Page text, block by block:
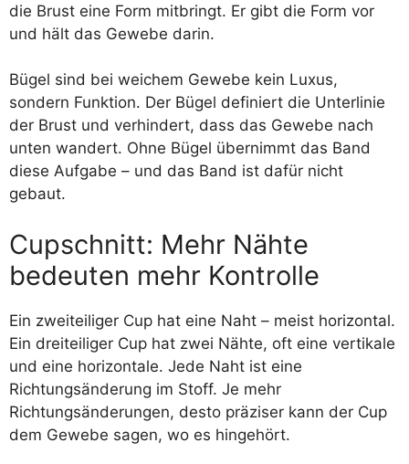
die Brust eine Form mitbringt. Er gibt die Form vor
und hält das Gewebe darin.
Bügel sind bei weichem Gewebe kein Luxus,
sondern Funktion. Der Bügel definiert die Unterlinie
der Brust und verhindert, dass das Gewebe nach
unten wandert. Ohne Bügel übernimmt das Band
diese Aufgabe – und das Band ist dafür nicht
gebaut.
Cupschnitt: Mehr Nähte
bedeuten mehr Kontrolle
Ein zweiteiliger Cup hat eine Naht – meist horizontal.
Ein dreiteiliger Cup hat zwei Nähte, oft eine vertikale
und eine horizontale. Jede Naht ist eine
Richtungsänderung im Stoff. Je mehr
Richtungsänderungen, desto präziser kann der Cup
dem Gewebe sagen, wo es hingehört.